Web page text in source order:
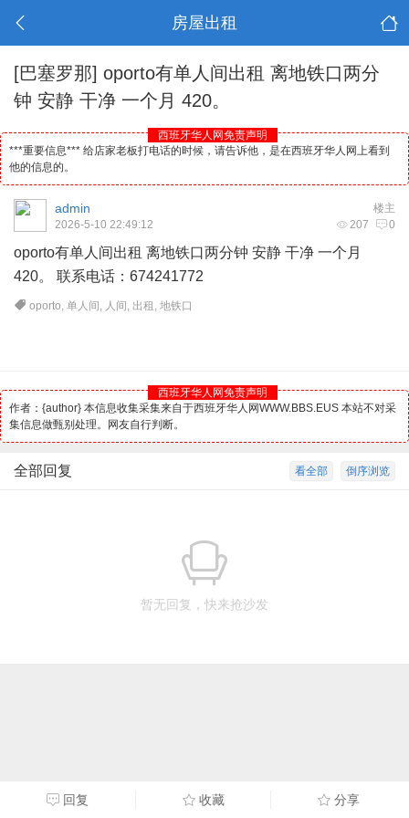
房屋出租
[巴塞罗那] oporto有单人间出租 离地铁口两分
钟 安静 干净 一个月 420。
西班牙华人网免责声明
***重要信息*** 给店家老板打电话的时候，请告诉他，是在西班牙华人网上看到
他的信息的。
楼主
admin
207 0
2026-5-10 22:49:12
oporto有单人间出租 离地铁口两分钟 安静 干净 一个月
420。 联系电话：674241772
oporto,单人间 , 人间 , 出租 ,地铁口
西班牙华人网免责声明
作者：{author} 本信息收集采集来自于西班牙华人网WWW.BBS.EUS 本站不对采
集信息做甄别处理。网友自行判断。
倒序浏览
看全部
全部回复
暂无回复，快来抢沙发
回复 收藏 分享